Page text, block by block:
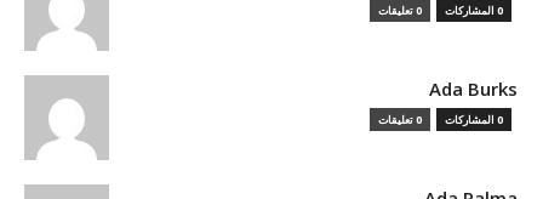
0 المشاركات 0 تعليقات
Ada Burks
0 المشاركات 0 تعليقات